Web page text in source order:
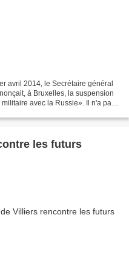
avril 2014, le Secrétaire général
à Bruxelles, la suspension
avec la Russie». Il n'a pas
les futurs